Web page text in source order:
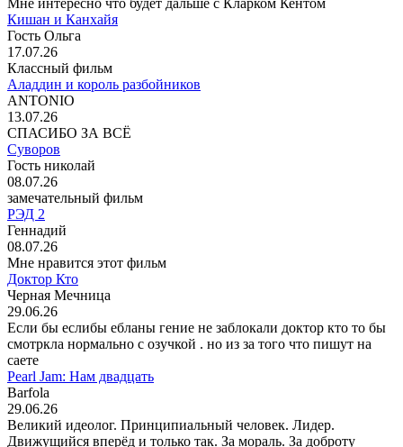
Кишан и Канхайя
Гость Ольга
17.07.26
Классный фильм
Аладдин и король разбойников
ANTONIO
13.07.26
СПАСИБО ЗА ВСЁ
Суворов
Гость николай
08.07.26
замечательный фильм
РЭД 2
Геннадий
08.07.26
Мне нравится этот фильм
Доктор Кто
Черная Мечница
29.06.26
Если бы еслибы ебланы гение не заблокали доктор кто то бы
смотркла нормально с озучкой . но из за того что пишут на
саете
Pearl Jam: Нам двадцать
Barfola
29.06.26
Великий идеолог. Принципиальный человек. Лидер.
Движущийся вперёд и только так. За мораль. За доброту